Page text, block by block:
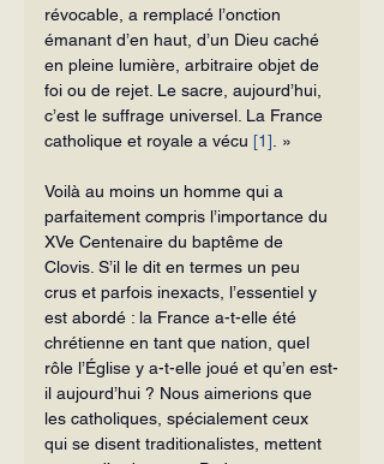
révocable, a remplacé l’onction
émanant d’en haut, d’un Dieu caché
en pleine lumière, arbitraire objet de
foi ou de rejet. Le sacre, aujourd’hui,
c’est le suffrage universel. La France
catholique et royale a vécu [1] . »
Voilà au moins un homme qui a
parfaitement compris l’importance du
XVe Centenaire du baptême de
Clovis. S’il le dit en termes un peu
crus et parfois inexacts, l’essentiel y
est abordé : la France a-t-elle été
chrétienne en tant que nation, quel
rôle l’Église y a-t-elle joué et qu’en est-
il aujourd’hui ? Nous aimerions que
les catholiques, spécialement ceux
qui se disent traditionalistes, mettent